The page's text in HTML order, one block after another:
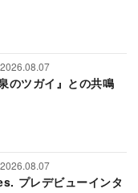
2026.08.07
のツガイ』との共鳴
2026.08.07
プレデビューインタ